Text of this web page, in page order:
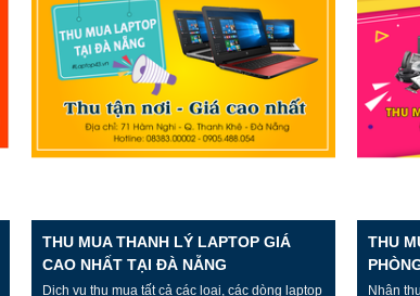
THU MUA THANH LÝ LAPTOP GIÁ
CAO NHẤT TẠI ĐÀ NẴNG
Dịch vụ thu mua tất cả các loại, các dòng laptop
THU
Nhận